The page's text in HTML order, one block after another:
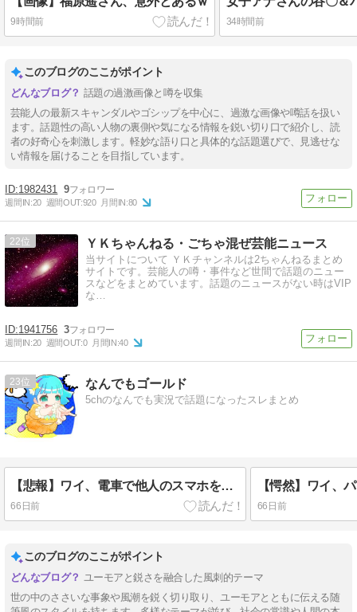
9時間前 34時間前
このブログのここがポイント
話題の過激画像と噂を収集
芸能人の最新スキャンダルやゴシップを中心に、過激な画像や噂話を扱い
ます。話題性の高い人物の裏側や気になる情報を鋭い切り口で紹介し、読
者の好奇心を刺激します。軽妙な語り口と具体的な話題選びで、見逃せな
い情報を届けることを目指しています。
1982431 9
週間IN:20 週間OUT:920 月間IN:80
22 ＹＫちゃんねる・ごちゃ混ぜ芸能ニュース
当サイトについて ＹＫチャンネルは2ちゃんねるまとめ
サイトです。芸能人の噂・事件など世間で話題のニュー
スなどをまとめています。話題のニュースがない時はVIP
な…
1941756 3
週間IN:20 週間OUT:0 月間IN:40
23 なんでもゴールド
5chのなんでも実況で話題になったスレまとめ
【悲報】ワイ、電車で他人のスマホを覗くのをやめられないwwwwww
66日前 66日前
このブログのここがポイント
ユーモアと鋭さを融合した風刺的テーマ
世の中のささいな事象や風潮を鋭く切り取り、ユーモアとともに伝える随